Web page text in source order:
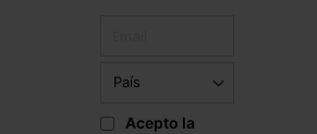
Acepto la